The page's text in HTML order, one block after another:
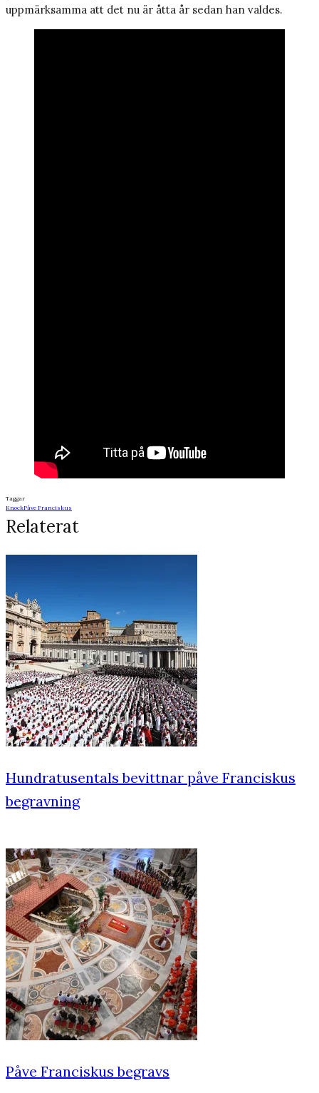
uppmärksamma att det nu är åtta år sedan han valdes.
Taggar
KnockPåve Franciskus
Relaterat
Hundratusentals bevittnar påve Franciskus
begravning
Påve Franciskus begravs